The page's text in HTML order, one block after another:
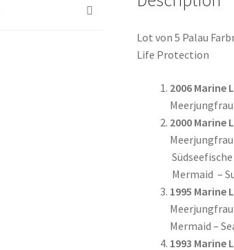
Lot von 5 Palau
Life Protection
2006 Marine
2000 Marine
Mermaid –
1995 Marine
Mermaid –
1993 Marine